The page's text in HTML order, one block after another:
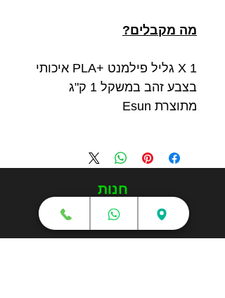
מה מקבלים?
1 X גליל פילמנט +PLA איכותי
בצבע זהב במשקל 1 ק"ג
מתוצרת Esun
חנות
מדפסות תלת מימד
סורקי תלת מימד